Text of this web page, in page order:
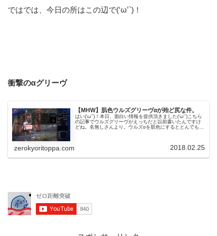
ではでは、今日の所はこの辺で(‘ω’`)！
衝撃のαグリーヴ
【MHW】肌色ウルズグリーヴαが殆ど尻な件。
はい('ω'`)！本日、面白い情報を提供頂きました('ω'`)こちら
の記事でウルズグリーヴがえっちだと以前書いたんですけ
どね。名無しさんより。ウルズαを肌色にするととんでも無
zerokyoritoppa.com 2018.02.25